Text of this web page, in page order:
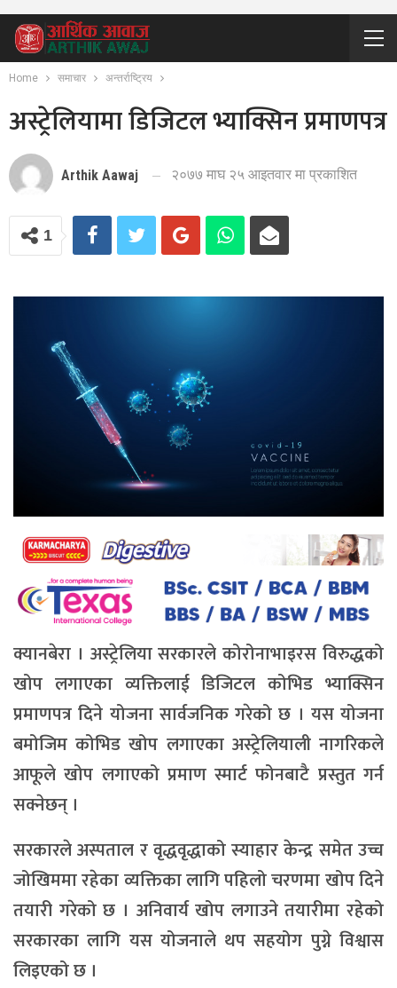
Home समाचार अन्तर्राष्ट्रिय
अस्ट्रेलियामा डिजिटल भ्याक्सिन प्रमाणपत्र
Arthik Aawaj २०७७ माघ २५ आइतवार मा प्रकाशित
1
क्यानबेरा । अस्ट्रेलिया सरकारले कोरोनाभाइरस विरुद्धको
खोप लगाएका व्यक्तिलाई डिजिटल कोभिड भ्याक्सिन
प्रमाणपत्र दिने योजना सार्वजनिक गरेको छ । यस योजना
बमोजिम कोभिड खोप लगाएका अस्ट्रेलियाली नागरिकले
आफूले खोप लगाएको प्रमाण स्मार्ट फोनबाटै प्रस्तुत गर्न
सक्नेछन् ।
सरकारले अस्पताल र वृद्धवृद्धाको स्याहार केन्द्र समेत उच्च
जोखिममा रहेका व्यक्तिका लागि पहिलो चरणमा खोप दिने
तयारी गरेको छ । अनिवार्य खोप लगाउने तयारीमा रहेको
सरकारका लागि यस योजनाले थप सहयोग पुग्ने विश्वास
लिइएको छ ।